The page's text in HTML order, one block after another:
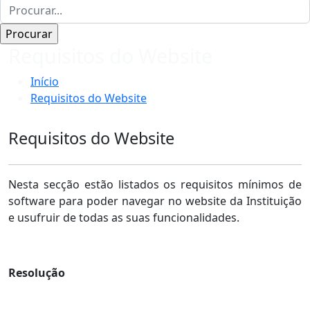
Início
Requisitos do Website
Requisitos do Website
Nesta secção estão listados os requisitos mínimos de
software para poder navegar no website da Instituição
e usufruir de todas as suas funcionalidades.
Resolução